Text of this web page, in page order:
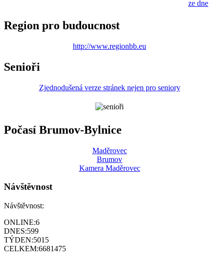
ze dne
Region pro budoucnost
http://www.regionbb.eu
Senioři
Zjednodušená verze stránek nejen pro seniory
Počasí Brumov-Bylnice
Maděrovec
Brumov
Kamera Maděrovec
Návštěvnost
Návštěvnost:
ONLINE:6
DNES:599
TÝDEN:5015
CELKEM:6681475